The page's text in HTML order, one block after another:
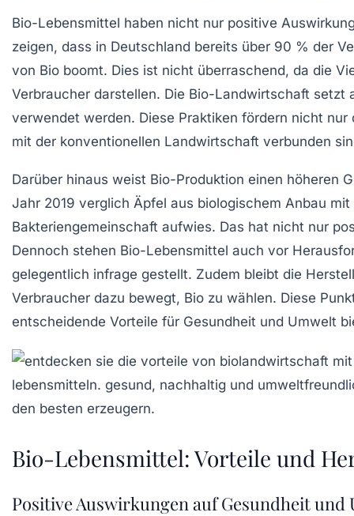
Bio-Lebensmittel haben nicht nur positive
zeigen, dass in Deutschland bereits über 90 % der
von Bio boomt. Dies ist nicht überraschend, da die
Verbraucher darstellen. Die Bio-Landwirtschaft setzt
verwendet werden. Diese Praktiken fördern nicht
mit der konventionellen Landwirtschaft verbunden
Darüber hinaus weist Bio-Produktion einen höheren
Jahr 2019 verglich Äpfel aus biologischem Anbau
Bakteriengemeinschaft aufwies. Das hat nicht nur
Dennoch stehen Bio-Lebensmittel auch vor
gelegentlich infrage gestellt. Zudem bleibt die
Verbraucher dazu bewegt, Bio zu wählen. Diese
entscheidende Vorteile für Gesundheit und Umwelt
Bio-Lebensmittel: Vorteile und
Positive Auswirkungen auf Gesundheit und